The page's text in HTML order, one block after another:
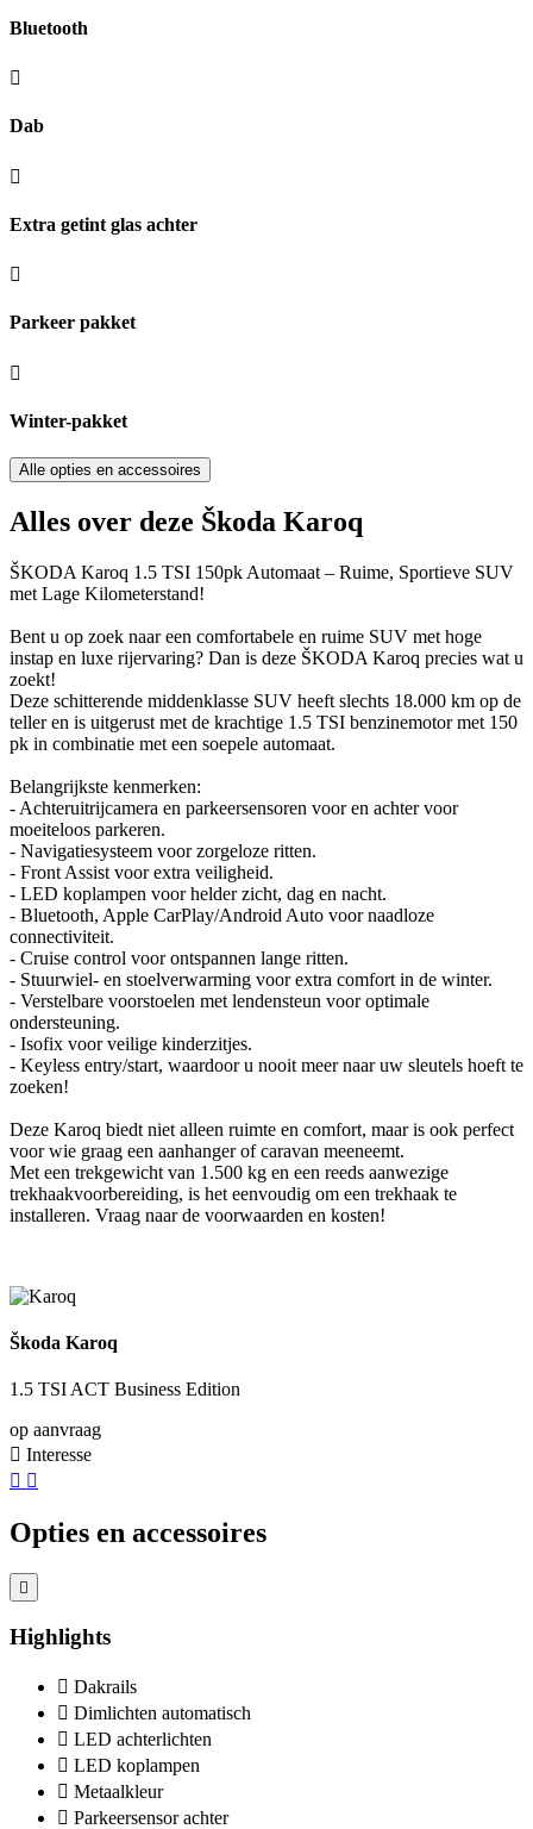
Bluetooth
Dab
Extra getint glas achter
Parkeer pakket
Winter-pakket
Alle opties en accessoires
Alles over deze Škoda Karoq
ŠKODA Karoq 1.5 TSI 150pk Automaat – Ruime, Sportieve SUV
met Lage Kilometerstand!
Bent u op zoek naar een comfortabele en ruime SUV met hoge
instap en luxe rijervaring? Dan is deze ŠKODA Karoq precies wat u
zoekt!
Deze schitterende middenklasse SUV heeft slechts 18.000 km op de
teller en is uitgerust met de krachtige 1.5 TSI benzinemotor met 150
pk in combinatie met een soepele automaat.
Belangrijkste kenmerken:
- Achteruitrijcamera en parkeersensoren voor en achter voor
moeiteloos parkeren.
- Navigatiesysteem voor zorgeloze ritten.
- Front Assist voor extra veiligheid.
- LED koplampen voor helder zicht, dag en nacht.
- Bluetooth, Apple CarPlay/Android Auto voor naadloze
connectiviteit.
- Cruise control voor ontspannen lange ritten.
- Stuurwiel- en stoelverwarming voor extra comfort in de winter.
- Verstelbare voorstoelen met lendensteun voor optimale
ondersteuning.
- Isofix voor veilige kinderzitjes.
- Keyless entry/start, waardoor u nooit meer naar uw sleutels hoeft te
zoeken!
Deze Karoq biedt niet alleen ruimte en comfort, maar is ook perfect
voor wie graag een aanhanger of caravan meeneemt.
Met een trekgewicht van 1.500 kg en een reeds aanwezige
trekhaakvoorbereiding, is het eenvoudig om een trekhaak te
installeren. Vraag naar de voorwaarden en kosten!
Škoda Karoq
1.5 TSI ACT Business Edition
op aanvraag
Interesse
Opties en accessoires
Highlights
Dakrails
Dimlichten automatisch
LED achterlichten
LED koplampen
Metaalkleur
Parkeersensor achter